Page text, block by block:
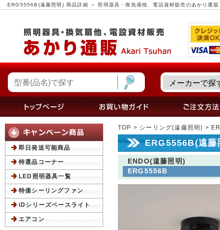
ERG5556B(遠藤照明) 商品詳細 ～ 照明器具・換気扇他、電設資材販売のあかり通販
TOP > シーリング(遠藤照明) >
ERG5556B(遠藤
ENDO(遠藤照明)
ERG5556B
即日発送可能商品
特選品コーナー
LED照明器具一覧
特価シーリングファン
iDシリーズベースライト
エアコン